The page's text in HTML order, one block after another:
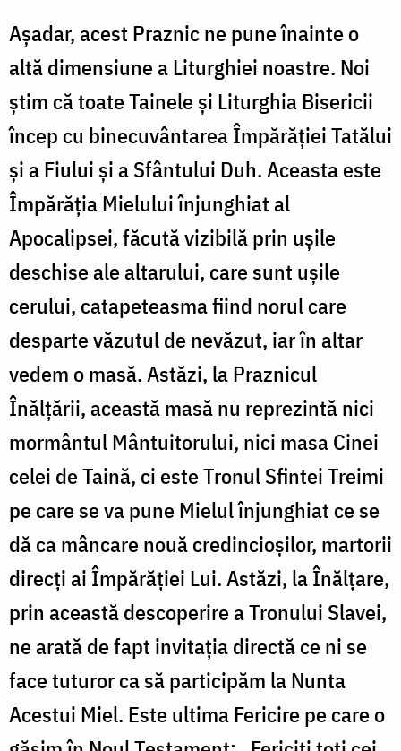
Așadar, acest Praznic ne pune înainte o
altă dimensiune a Liturghiei noastre. Noi
știm că toate Tainele și Liturghia Bisericii
încep cu binecuvântarea Împărăției Tatălui
și a Fiului și a Sfântului Duh. Aceasta este
Împărăția Mielului înjunghiat al
Apocalipsei, făcută vizibilă prin ușile
deschise ale altarului, care sunt ușile
cerului, catapeteasma fiind norul care
desparte văzutul de nevăzut, iar în altar
vedem o masă. Astăzi, la Praznicul
Înălțării, această masă nu reprezintă nici
mormântul Mântuitorului, nici masa Cinei
celei de Taină, ci este Tronul Sfintei Treimi
pe care se va pune Mielul înjunghiat ce se
dă ca mâncare nouă credincioșilor, martorii
direcți ai Împărăției Lui. Astăzi, la Înălțare,
prin această descoperire a Tronului Slavei,
ne arată de fapt invitația directă ce ni se
face tuturor ca să participăm la Nunta
Acestui Miel. Este ultima Fericire pe care o